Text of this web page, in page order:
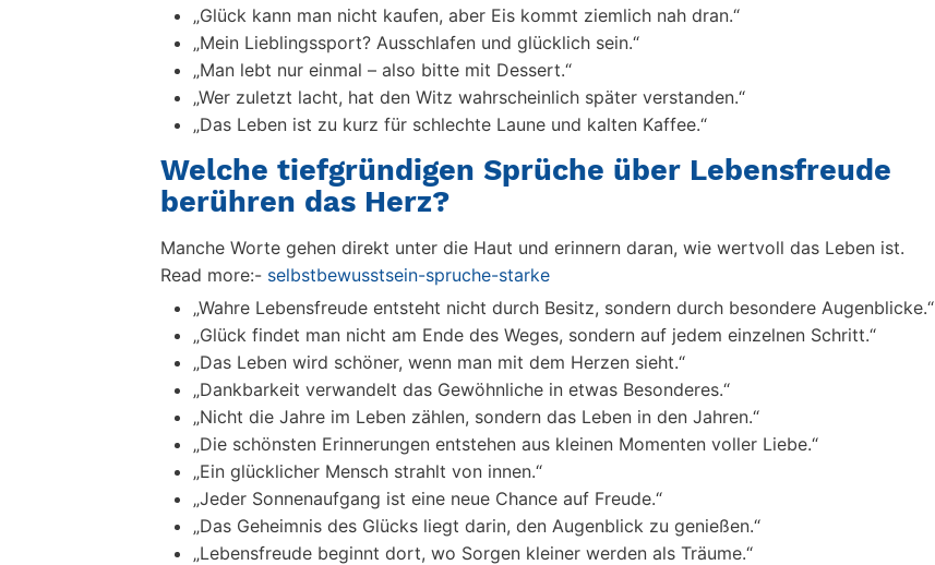
„Glück kann man nicht kaufen, aber Eis kommt ziemlich nah dran.“
„Mein Lieblingssport? Ausschlafen und glücklich sein.“
„Man lebt nur einmal – also bitte mit Dessert.“
„Wer zuletzt lacht, hat den Witz wahrscheinlich später verstanden.“
„Das Leben ist zu kurz für schlechte Laune und kalten Kaffee.“
Welche tiefgründigen Sprüche über Lebensfreude
berühren das Herz?
Manche Worte gehen direkt unter die Haut und erinnern daran, wie wertvoll das Leben ist.
Read more:- selbstbewusstsein-spruche-starke
„Wahre Lebensfreude entsteht nicht durch Besitz, sondern durch besondere Augenblicke.“
„Glück findet man nicht am Ende des Weges, sondern auf jedem einzelnen Schritt.“
„Das Leben wird schöner, wenn man mit dem Herzen sieht.“
„Dankbarkeit verwandelt das Gewöhnliche in etwas Besonderes.“
„Nicht die Jahre im Leben zählen, sondern das Leben in den Jahren.“
„Die schönsten Erinnerungen entstehen aus kleinen Momenten voller Liebe.“
„Ein glücklicher Mensch strahlt von innen.“
„Jeder Sonnenaufgang ist eine neue Chance auf Freude.“
„Das Geheimnis des Glücks liegt darin, den Augenblick zu genießen.“
„Lebensfreude beginnt dort, wo Sorgen kleiner werden als Träume.“